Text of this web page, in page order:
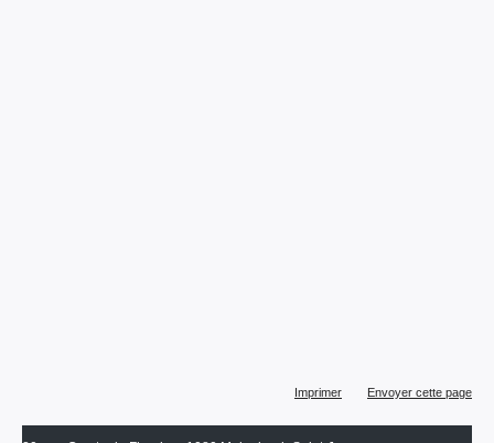
le
Imprimer Envoyer cette page